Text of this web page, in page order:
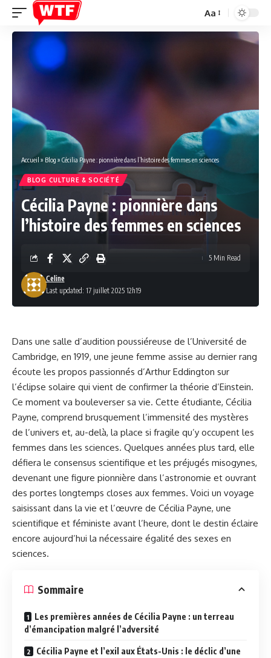
Font
Resizer
Aa
Accueil » Blog » Cécilia Payne : pionnière dans l’histoire des femmes en sciences
BLOG CULTURE & SOCIÉTÉ
Cécilia Payne : pionnière dans
l’histoire des femmes en sciences
Last updated: 17 juillet 2025 12h19
Celine
5 Min Read
Dans une salle d’audition poussiéreuse de l’Université de
Cambridge, en 1919, une jeune femme assise au dernier rang
écoute les propos passionnés d’Arthur Eddington sur
l’éclipse solaire qui vient de confirmer la théorie d’Einstein.
Ce moment va bouleverser sa vie. Cette étudiante, Cécilia
Payne, comprend brusquement l’immensité des mystères
de l’univers et, au-delà, la place si fragile qu’y occupent les
femmes dans les sciences. Quelques années plus tard, elle
défiera le consensus scientifique et les préjugés misogynes,
devenant une figure pionnière dans l’astronomie et ouvrant
des portes longtemps closes aux femmes. Voici un voyage
saisissant dans la vie et l’œuvre de Cécilia Payne, une
scientifique et féministe avant l’heure, dont le destin éclaire
encore aujourd’hui la nécessaire égalité des sexes en
sciences.
Sommaire
Les premières années de Cécilia Payne : un terreau
d’émancipation malgré l’adversité
Cécilia Payne et l’exil aux États-Unis : le déclic d’une